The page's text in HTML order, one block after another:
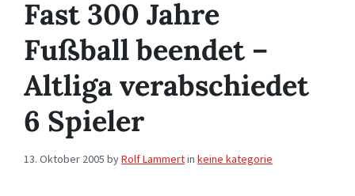
Fast 300 Jahre
Fußball beendet –
Altliga verabschiedet
6 Spieler
13. Oktober 2005 byRolf Lammertin keine kategorie